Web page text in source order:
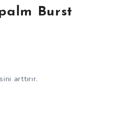
Burst
arttırır.